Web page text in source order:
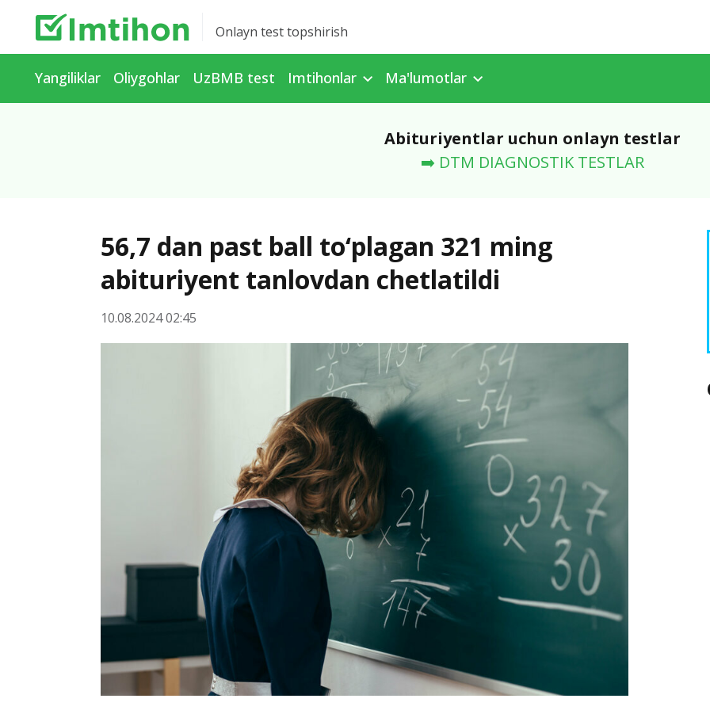
Onlayn test topshirish
Yangiliklar Oliygohlar UzBMB test Imtihonlar Ma'lumotlar
Abituriyentlar uchun onlayn testlar
➡️ DTM DIAGNOSTIK TESTLAR
56,7 dan past ball to‘plagan 321 ming
abituriyent tanlovdan chetlatildi
10.08.2024 02:45